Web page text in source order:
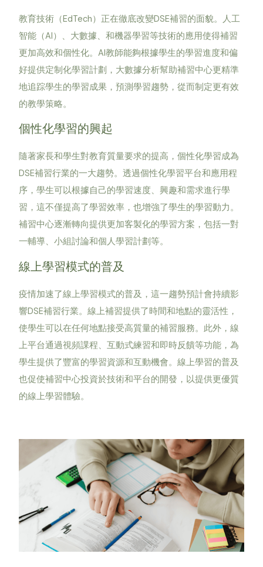
教育技術（EdTech）正在徹底改變DSE補習的面貌。人工
智能（AI）、大數據、和機器學習等技術的應用使得補習
更加高效和個性化。AI教師能夠根據學生的學習進度和偏
好提供定制化學習計劃，大數據分析幫助補習中心更精準
地追踪學生的學習成果，預測學習趨勢，從而制定更有效
的教學策略。
個性化學習的興起
隨著家長和學生對教育質量要求的提高，個性化學習成為
DSE補習行業的一大趨勢。透過個性化學習平台和應用程
序，學生可以根據自己的學習速度、興趣和需求進行學
習，這不僅提高了學習效率，也增強了學生的學習動力。
補習中心逐漸轉向提供更加客製化的學習方案，包括一對
一輔導、小組討論和個人學習計劃等。
線上學習模式的普及
疫情加速了線上學習模式的普及，這一趨勢預計會持續影
響DSE補習行業。線上補習提供了時間和地點的靈活性，
使學生可以在任何地點接受高質量的補習服務。此外，線
上平台通過視頻課程、互動式練習和即時反饋等功能，為
學生提供了豐富的學習資源和互動機會。線上學習的普及
也促使補習中心投資於技術和平台的開發，以提供更優質
的線上學習體驗。